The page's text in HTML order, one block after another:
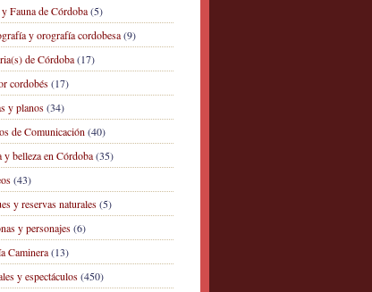
Fauna de Córdoba(5)
y orografía cordobesa(9)
de Córdoba(17)
cordobés(17)
y planos(34)
de Comunicación (40)
y belleza en Córdoba(35)
(43)
y reservas naturales(5)
y personajes(6)
Caminera(13)
y espectáculos(450)